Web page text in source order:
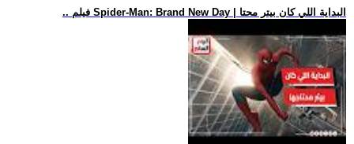
.. فيلم Spider-Man: Brand New Day | البداية اللي كان بيتر محتا